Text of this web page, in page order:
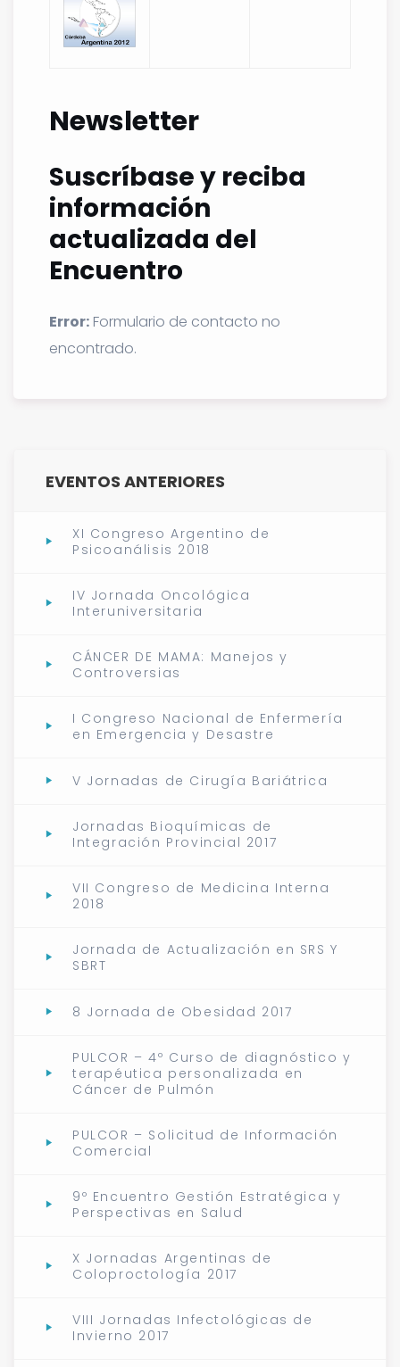
Newsletter
Suscríbase y reciba
información
actualizada del
Encuentro
Error: Formulario de contacto no
encontrado.
EVENTOS ANTERIORES
XI Congreso Argentino de
Psicoanálisis 2018
IV Jornada Oncológica
Interuniversitaria
CÁNCER DE MAMA: Manejos y
Controversias
I Congreso Nacional de Enfermería
en Emergencia y Desastre
V Jornadas de Cirugía Bariátrica
Jornadas Bioquímicas de
Integración Provincial 2017
VII Congreso de Medicina Interna
2018
Jornada de Actualización en SRS Y
SBRT
8 Jornada de Obesidad 2017
PULCOR – 4º Curso de diagnóstico y
terapéutica personalizada en
Cáncer de Pulmón
PULCOR – Solicitud de Información
Comercial
9º Encuentro Gestión Estratégica y
Perspectivas en Salud
X Jornadas Argentinas de
Coloproctología 2017
VIII Jornadas Infectológicas de
Invierno 2017